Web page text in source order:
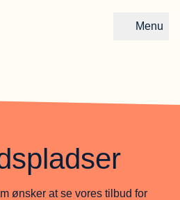
Menu
ønsker at se vores tilbud for